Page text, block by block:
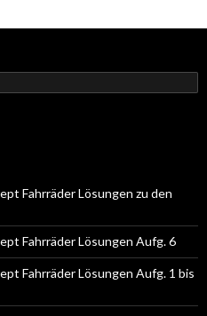
Fahrräder Lösungen zu den
Fahrräder Lösungen Aufg. 6
Fahrräder Lösungen Aufg. 1 bis